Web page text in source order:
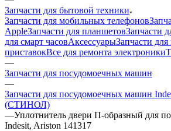
Запчасти для бытовой техники
Запчасти для мобильных телефонов
AppleЗапчасти для планшетовЗапчасти
для смарт часовАксессуарыЗапчасти
приставокВсе для ремонта электроники
—
Запчасти для посудомоечных машин
—
Запчасти для посудомоечных машин
(СТИНОЛ)
—Уплотнитель двери П-образный для
Indesit, Ariston 141317